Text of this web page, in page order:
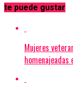
te puede gustar
Mujeres